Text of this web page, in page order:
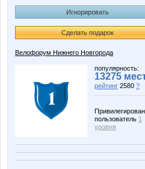
Игнорировать
Сделать подарок
Велофорум Нижнего Новгорода
популярность:
13275
рейтинг 2580 ?
пользователь 1
уровня